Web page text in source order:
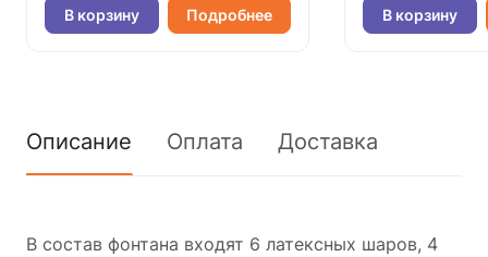
В корзину Подробнее В корзину
Описание Оплата Доставка
В состав фонтана входят 6 латексных шаров, 4